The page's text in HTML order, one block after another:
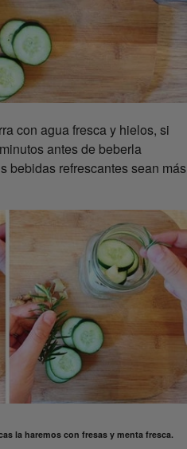
con agua fresca y hielos, si
antes de beberla
bebidas refrescantes sean más
la haremos con fresas y menta fresca.